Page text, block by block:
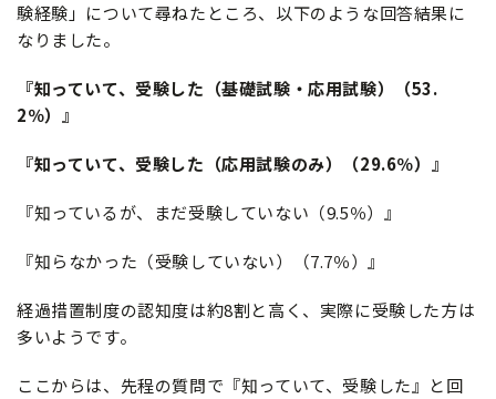
験経験」について尋ねたところ、以下のような回答結果に
なりました。
『知っていて、受験した（基礎試験・応用試験）（53.
2％）』
『知っていて、受験した（応用試験のみ）（29.6％）』
『知っているが、まだ受験していない（9.5％）』
『知らなかった（受験していない）（7.7％）』
経過措置制度の認知度は約8割と高く、実際に受験した方は
多いようです。
ここからは、先程の質問で『知っていて、受験した』と回